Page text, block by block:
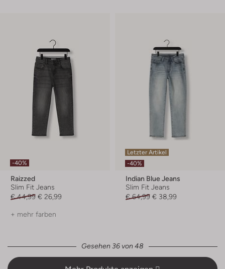
-40%
Raizzed
Slim Fit Jeans
€ 44,99 € 26,99
+ mehr farben
Letzter Artikel
-40%
Indian Blue Jeans
Slim Fit Jeans
€ 64,99 € 38,99
Gesehen 36 von 48